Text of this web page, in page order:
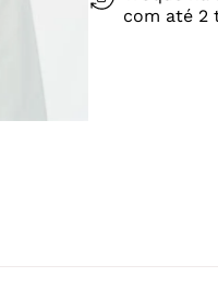
com até 2